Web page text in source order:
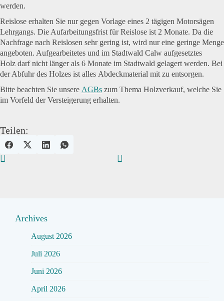
werden.
Reislose erhalten Sie nur gegen Vorlage eines 2 tägigen Motorsägen
Lehrgangs. Die Aufarbeitungsfrist für Reislose ist 2 Monate. Da die
Nachfrage nach Reislosen sehr gering ist, wird nur eine geringe Menge
angeboten. Aufgearbeitetes und im Stadtwald Calw aufgesetztes
Holz darf nicht länger als 6 Monate im Stadtwald gelagert werden. Bei
der Abfuhr des Holzes ist alles Abdeckmaterial mit zu entsorgen.
Bitte beachten Sie unsere AGBs zum Thema Holzverkauf, welche Sie
im Vorfeld der Versteigerung erhalten.
Teilen:
Archives
August 2026
Juli 2026
Juni 2026
April 2026